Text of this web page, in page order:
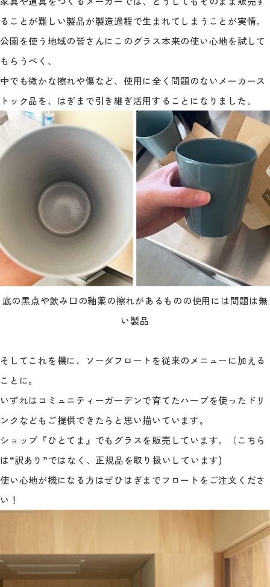
ることが難しい製品が製造過程で生まれてしまうことが実情。
公園を使う地域の皆さんにこのグラス本来の使い心地を試して
もらうべく、
中でも微かな擦れや傷など、使用に全く問題のないメーカース
トック品を、はぎまで引き継ぎ活用することになりました。
底の黒点や飲み口の釉薬の擦れがあるものの使用には問題は無
い製品
そしてこれを機に、ソーダフロートを従来のメニューに加える
ことに。
いずれはコミュニティーガーデンで育てたハーブを使ったドリ
ンクなどもご提供できたらと思い描いています。
ショップ『ひとてま』でもグラスを販売しています。（こちら
は“訳あり”ではなく、正規品を取り扱いしています)
使い心地が機になる方はぜひはぎまでフロートをご注文くださ
い！